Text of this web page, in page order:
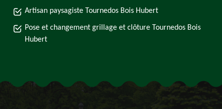
Artisan paysagiste Tournedos Bois Hubert
Pose et changement grillage et clôture Tournedos Bois
Hubert